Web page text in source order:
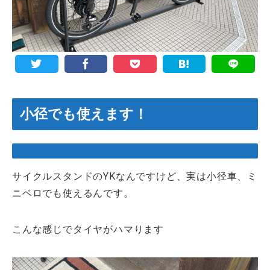
小径でも使えます！
サイクルスタンドのYKなんですけど、実は小径車、ミ
ニベロでも使えるんです。
こんな感じでタイヤがハマります